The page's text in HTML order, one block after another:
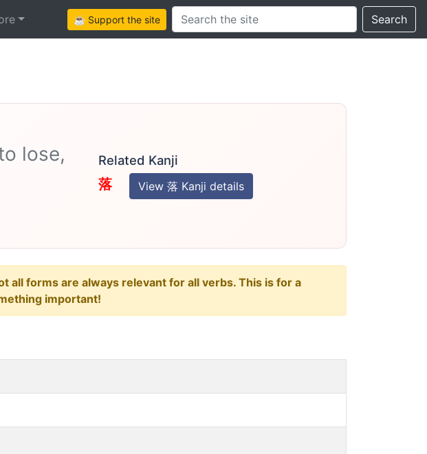
☕ Support the siteSearch this site Search
lose,
Related Kanji
落 View 落 Kanji details
all forms are always relevant for all verbs. This is for a
important!